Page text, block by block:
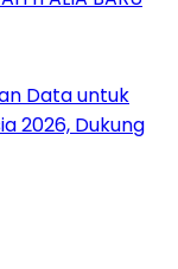
Data untuk
2026, Dukung